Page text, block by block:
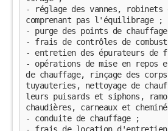
- réglage des vannes,
comprenant pas l'équilibrage ;
- purge des points de
- frais de contrôles de
- entretien des épurateurs de
- opérations de mise en repos
de chauffage, rinçage des
tuyauteries, nettoyage de
leurs puisards et siphons,
chaudières, carneaux et
- conduite de chauffage ;
- frais de location d'entretien